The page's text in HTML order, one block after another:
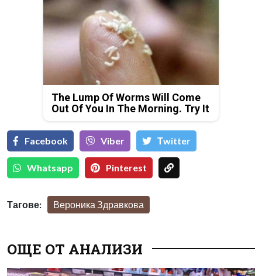
The Lump Of Worms Will Come
Out Of You In The Morning. Try It
Facebook Viber Тwitter
Whatsapp Pinterest
Тагове: Вероника Здравкова
ОЩЕ ОТ АНАЛИЗИ